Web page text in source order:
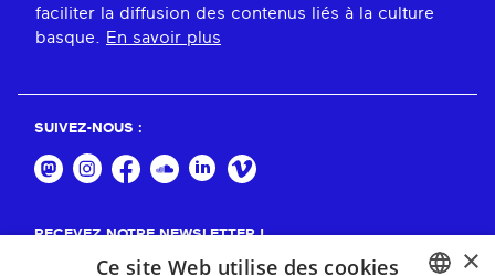
faciliter la diffusion des contenus liés à la culture
basque. En savoir plus
SUIVEZ-NOUS :
RECEVEZ NOTRE NEWSLETTER !
×
Ce site Web utilise des cookies